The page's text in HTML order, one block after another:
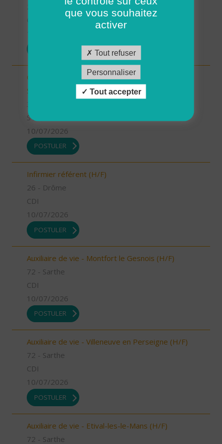
26 - Drôme
Chargé.e de mission Qualité et développement -
Stage (H/F)
STAGE
10/07/2026
POSTULER
Infirmier référent (H/F)
26 - Drôme
CDI
10/07/2026
POSTULER
Auxiliaire de vie - Montfort le Gesnois (H/F)
72 - Sarthe
CDI
10/07/2026
POSTULER
Auxiliaire de vie - Villeneuve en Perseigne (H/F)
72 - Sarthe
CDI
10/07/2026
POSTULER
Auxiliaire de vie - Etival-les-le-Mans (H/F)
72 - Sarthe
que vous souhaitez
activer
Tout refuser
Personnaliser
Tout accepter